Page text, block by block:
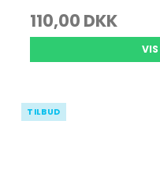
110,00 DKK
TILBUD